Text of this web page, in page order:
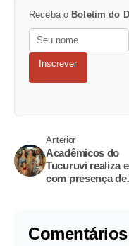
Receba o Boletim do
Inscrever
Anterior
Acadêmicos do
Tucuruvi realiza
com presença de